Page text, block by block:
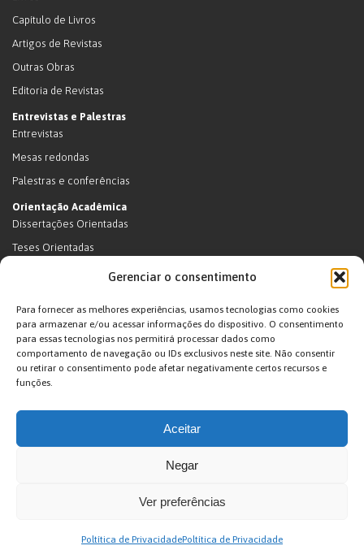
Gerenciar o consentimento
Para fornecer as melhores experiências, usamos tecnologias como cookies
para armazenar e/ou acessar informações do dispositivo. O consentimento
para essas tecnologias nos permitirá processar dados como
comportamento de navegação ou IDs exclusivos neste site. Não consentir
ou retirar o consentimento pode afetar negativamente certos recursos e
funções.
Aceitar
Negar
Ver preferências
Poltítica de PrivacidadePoltítica de Privacidade
Capítulo de Livros
Artigos de Revistas
Outras Obras
Editoria de Revistas
Entrevistas e Palestras
Entrevistas
Mesas redondas
Palestras e conferências
Orientação Acadêmica
Dissertações Orientadas
Teses Orientadas
Livros (dissertações e teses)
Supervisão de pós-doutorado
Supervisão de pós-doutorado (em andamento)
Orientações de outra natureza
Exposições
Terras Indígenas
Projetos
Arte Digital internet